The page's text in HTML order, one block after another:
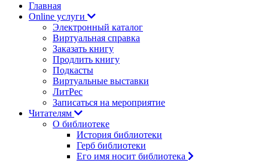
Главная
Online услуги
Электронный каталог
Виртуальная справка
Заказать книгу
Продлить книгу
Подкасты
Виртуальные выставки
ЛитРес
Записаться на мероприятие
Читателям
О библиотеке
История библиотеки
Герб библиотеки
Его имя носит библиотека